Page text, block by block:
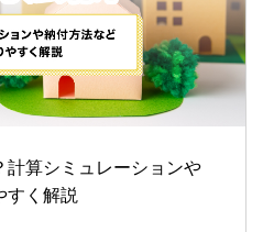
計算シミュレーションや
すく解説